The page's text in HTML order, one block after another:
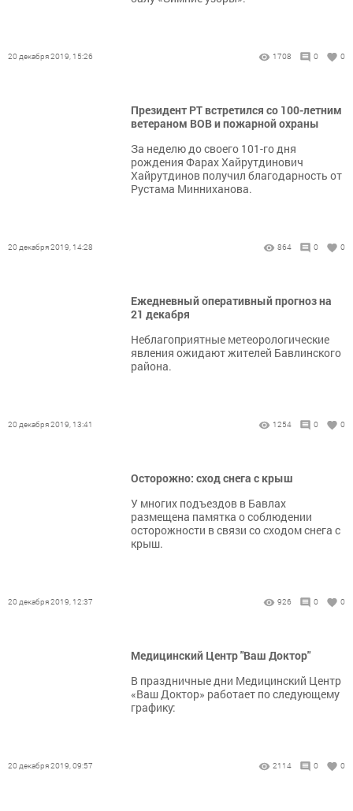
20 декабря 2019, 15:26 1708 0 0
Президент РТ встретился со 100-летним
ветераном ВОВ и пожарной охраны
За неделю до своего 101-го дня
рождения Фарах Хайрутдинович
Хайрутдинов получил благодарность от
Рустама Минниханова.
20 декабря 2019, 14:28 864 0 0
Ежедневный оперативный прогноз на
21 декабря
Неблагоприятные метеорологические
явления ожидают жителей Бавлинского
района.
20 декабря 2019, 13:41 1254 0 0
Осторожно: сход снега с крыш
У многих подъездов в Бавлах
размещена памятка о соблюдении
осторожности в связи со сходом снега с
крыш.
20 декабря 2019, 12:37 926 0 0
Медицинский Центр "Ваш Доктор"
В праздничные дни Медицинский Центр
«Ваш Доктор» работает по следующему
графику:
20 декабря 2019, 09:57 2114 0 0